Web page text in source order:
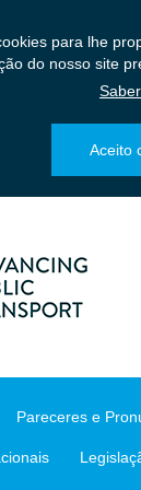
para lhe
do nosso site
Aceito
Pareceres e